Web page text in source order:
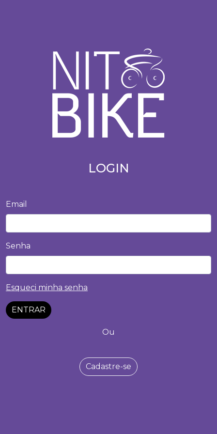
LOGIN
Email
Senha
Esqueci minha senha
ENTRAR
Ou
Cadastre-se